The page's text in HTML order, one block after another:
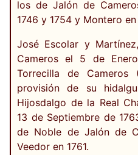
los de Jalón de
1746 y 1754 y Montero en
José Escolar y
Cameros el 5 de
Torrecilla de Cameros
provisión de su
Hijosdalgo de la Real
13 de Septiembre de
de Noble de Jalón de
Veedor en 1761.